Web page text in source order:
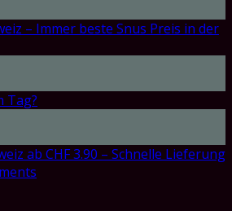
– Immer beste Snus Preis in der
Tag?
ab CHF 3.90 – Schnelle Lieferung